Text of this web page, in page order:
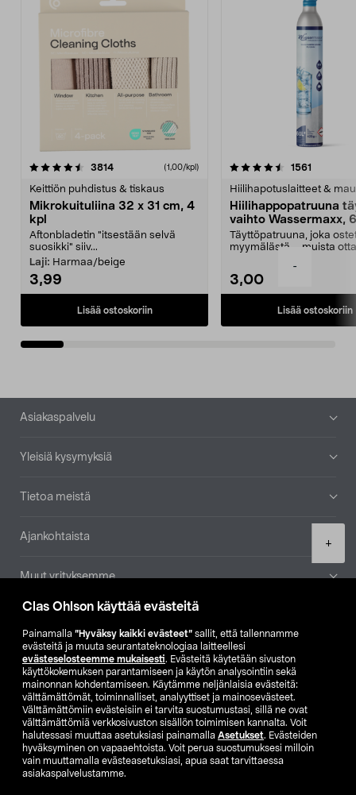
Clas Ohlson käyttää evästeitä
Painamalla ”Hyväksy kaikki evästeet” sallit, että tallennamme
evästeitä ja muuta seurantateknologiaa laitteellesi
evästeselosteemme mukaisesti. Evästeitä käytetään sivuston
käyttökokemuksen parantamiseen ja käytön analysointiin sekä
mainonnan kohdentamiseen. Käytämme neljänlaisia evästeitä:
välttämättömät, toiminnalliset, analyyttiset ja mainosevästeet.
Välttämättömiin evästeisiin ei tarvita suostumustasi, sillä ne ovat
välttämättömiä verkkosivuston sisällön toimimisen kannalta. Voit
halutessasi muuttaa asetuksiasi painamalla Asetukset. Evästeiden
hyväksyminen on vapaaehtoista. Voit perua suostumuksesi milloin
vain muuttamalla evästeasetuksiasi, apua saat tarvittaessa
asiakaspalvelustamme.
-
+
3814arvostelut (1,00/kpl)
Keittiön puhdistus & tiskaus
Mikrokuituliina 32 x 31 cm, 4
kpl
Aftonbladetin "itsestään selvä
suosikki" siiv...
Laji: Harmaa/beige
3,99
Lisää ostoskoriin
4.5viidestä
1561
Hiilihapotuslaitteet &
Hiilihappopatruuna
vaihto Wassermaxx,
Täyttöpatruuna, joka
myymälästä – muista
3,00
Lisää ostoskoriin
4.5viidestä
Alatunniste
Asiakaspalvelu
Yleisiä kysymyksiä
Tietoa meistä
Ajankohtaista
Muut yrityksemme
Etsi myymälä
SE NO FI
FI SV